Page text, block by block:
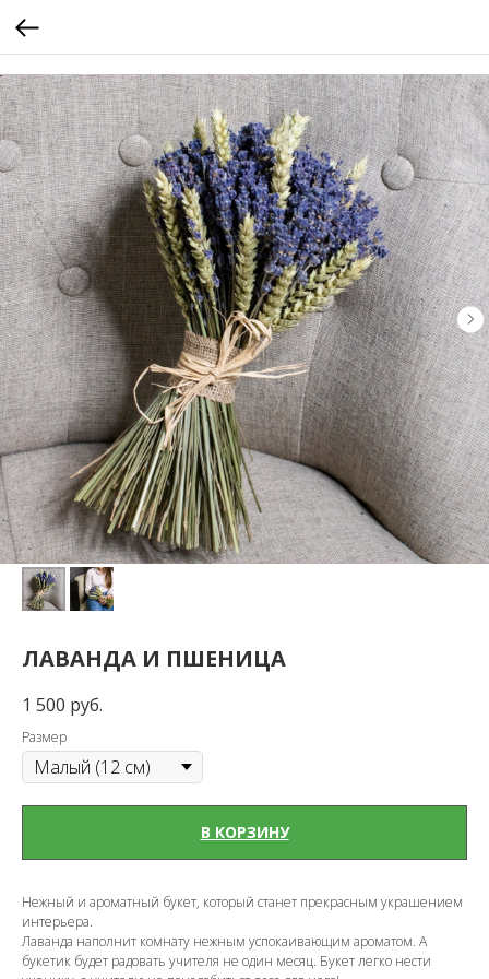
ЛАВАНДА И ПШЕНИЦА
1 500 руб.
Размер
В КОРЗИНУ
Нежный и ароматный букет, который станет прекрасным украшением
интерьера.
Лаванда наполнит комнату нежным успокаивающим ароматом. А
букетик будет радовать учителя не один месяц. Букет легко нести